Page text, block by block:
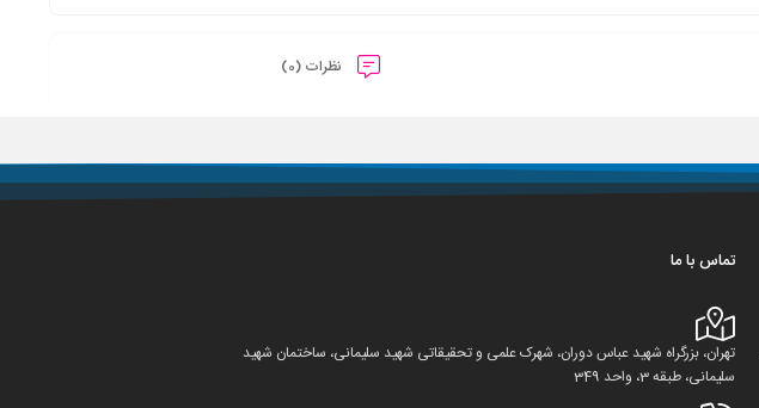
نظرات (0)
تماس با ما
تهران، بزرگراه شهید عباس دوران، شهرک علمی و تحقیقاتی شهید سلیمانی، ساختمان شهید
سلیمانی، طبقه 3، واحد 349